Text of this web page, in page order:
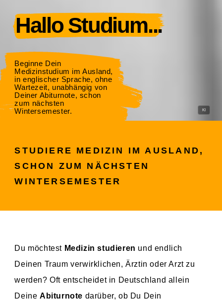
KI
Hallo Studium...
Beginne Dein
Medizinstudium im Ausland,
in englischer Sprache, ohne
Wartezeit, unabhängig von
Deiner Abiturnote, schon
zum nächsten
Wintersemester.
STUDIERE MEDIZIN IM AUSLAND,
SCHON ZUM NÄCHSTEN
WINTERSEMESTER
Du möchtest Medizin studieren und endlich
Deinen Traum verwirklichen, Ärztin oder Arzt zu
werden? Oft entscheidet in Deutschland allein
Deine Abiturnote darüber, ob Du Dein